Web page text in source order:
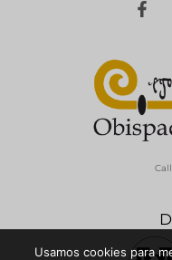
Usamos cookies para